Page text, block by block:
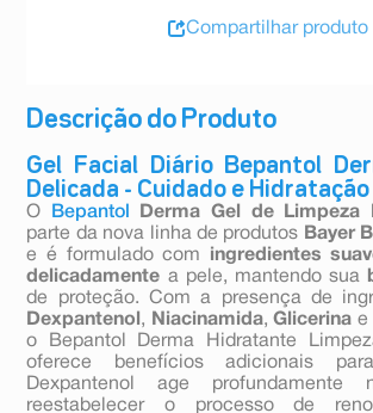
Descrição do Produto
Gel Facial Diário Bepantol
Delicada - Cuidado e Hidratação
O Bepantol Derma Gel de Limpeza
parte da nova linha de produtos Bayer
e é formulado com ingredientes
delicadamente a pele, mantendo sua
de proteção. Com a presença de
Dexpantenol , Niacinamida,Glicerina e
o Bepantol Derma Hidratante
oferece benefícios adicionais
Dexpantenol age
reestabelecer o processo de
Compartilhar produto